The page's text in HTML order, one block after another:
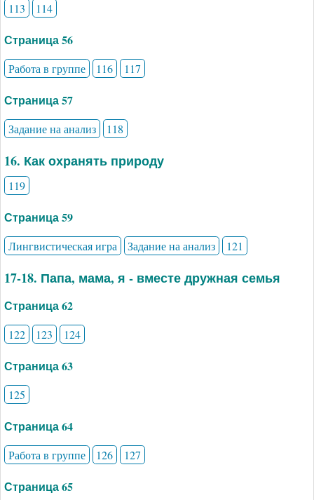
113 114
Страница 56
Работа в группе 116 117
Страница 57
Задание на анализ 118
16. Как охранять природу
119
Страница 59
Лингвистическая игра Задание на анализ 121
17-18. Папа, мама, я - вместе дружная семья
Страница 62
122 123 124
Страница 63
125
Страница 64
Работа в группе 126 127
Страница 65